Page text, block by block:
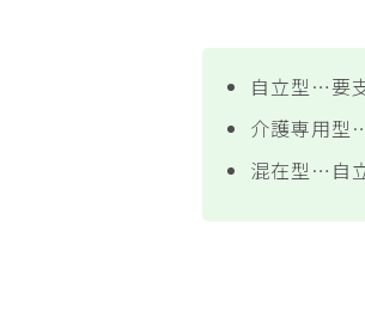
自立型…要
介護専用型
混在型…自